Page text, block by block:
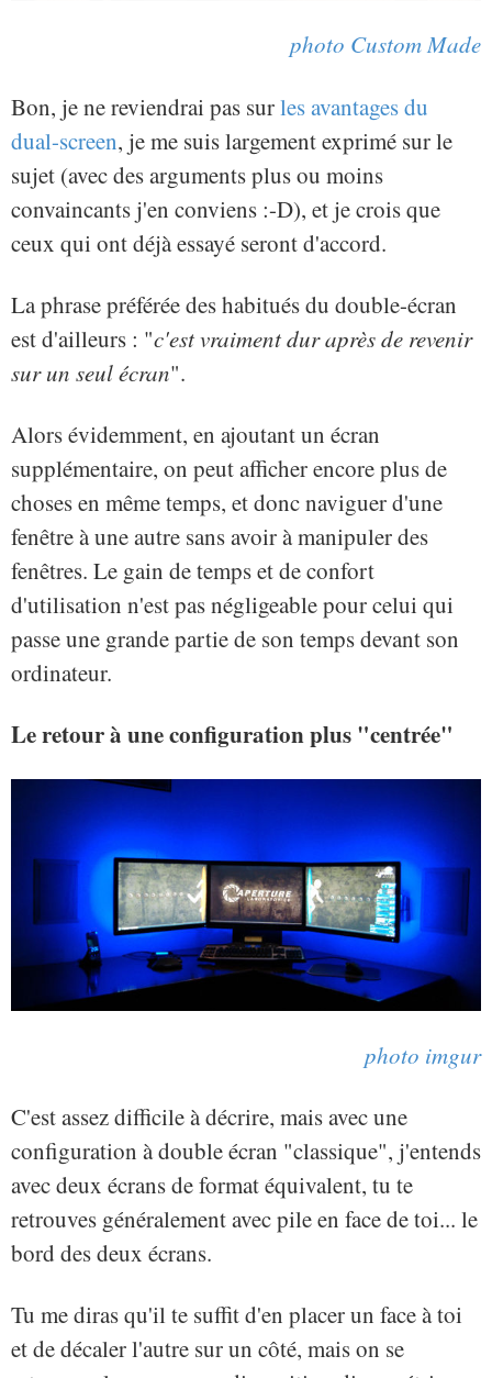
photo Custom Made
Bon, je ne reviendrai pas surles avantages du
dual-screen, je me suis largement exprimé sur le
sujet (avec des arguments plus ou moins
convaincants j'en conviens :-D), et je crois que
ceux qui ont déjà essayé seront d'accord.
La phrase préférée des habitués du double-écran
est d'ailleurs : "c'est vraiment dur après de revenir
sur un seul écran".
Alors évidemment, en ajoutant un écran
supplémentaire, on peut afficher encore plus de
choses en même temps, et donc naviguer d'une
fenêtre à une autre sans avoir à manipuler des
fenêtres. Le gain de temps et de confort
d'utilisation n'est pas négligeable pour celui qui
passe une grande partie de son temps devant son
ordinateur.
Le retour à une configuration plus "centrée"
photo imgur
C'est assez difficile à décrire, mais avec une
configuration à double écran "classique", j'entends
avec deux écrans de format équivalent, tu te
retrouves généralement avec pile en face de toi... le
bord des deux écrans.
Tu me diras qu'il te suffit d'en placer un face à toi
et de décaler l'autre sur un côté, mais on se